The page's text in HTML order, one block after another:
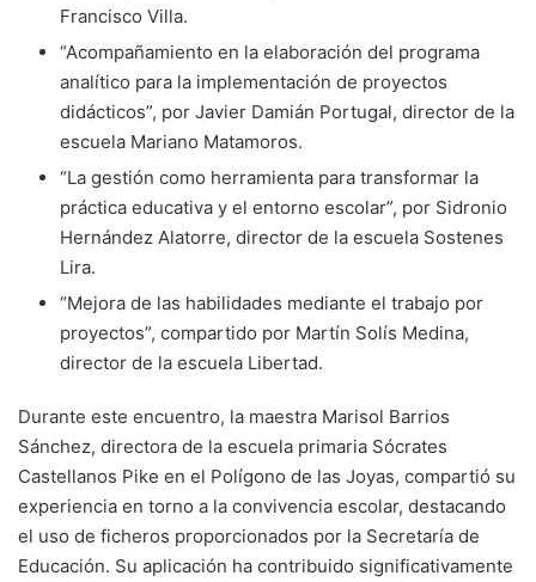
Francisco Villa.
“Acompañamiento en la elaboración del programa
analítico para la implementación de proyectos
didácticos”, por Javier Damián Portugal, director de la
escuela Mariano Matamoros.
“La gestión como herramienta para transformar la
práctica educativa y el entorno escolar”, por Sidronio
Hernández Alatorre, director de la escuela Sostenes
Lira.
“Mejora de las habilidades mediante el trabajo por
proyectos”, compartido por Martín Solís Medina,
director de la escuela Libertad.
Durante este encuentro, la maestra Marisol Barrios
Sánchez, directora de la escuela primaria Sócrates
Castellanos Pike en el Polígono de las Joyas, compartió su
experiencia en torno a la convivencia escolar, destacando
el uso de ficheros proporcionados por la Secretaría de
Educación. Su aplicación ha contribuido significativamente